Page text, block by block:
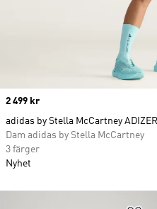
Price
2 499 kr
adidas by Stella McCartney
Dam adidas by Stella McCartney
3 färger
Nyhet